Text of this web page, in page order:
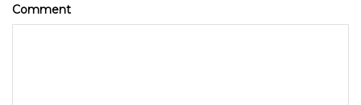
Comment